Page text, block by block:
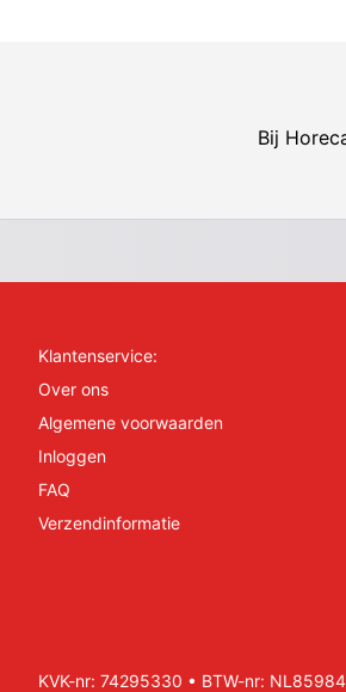
Bij
Klantenservice:
Over ons
Algemene voorwaarden
Inloggen
FAQ
Verzendinformatie
KVK-nr: 74295330 • BTW-nr: